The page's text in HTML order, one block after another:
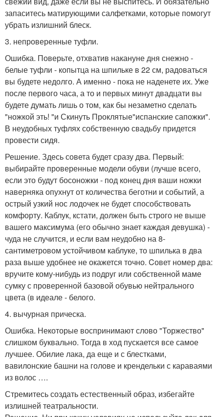
запаситесь матирующими салфетками, которые помогут
убрать излишний блеск.
3. непроверенные туфли.
Ошибка. Поверьте, отхватив накануне дня снежно -
белые туфли - копытца на шпильке в 22 см, радоваться
вы будете недолго. А именно - пока не наденете их. Уже
после первого часа, а то и первых минут двадцати вы
будете думать лишь о том, как бы незаметно сделать
"ножкой эть! "и Скинуть Проклятые"испанские сапожки".
В неудобных туфлях собственную свадьбу придется
провести сидя.
Решение. Здесь совета будет сразу два. Первый:
выбирайте проверенные модели обуви (лучше всего,
если это будут босоножки - под конец дня ваши ножки
наверняка опухнут от количества беготни и событий, а
острый узкий нос лодочек не будет способствовать
комфорту. Каблук, кстати, должен быть строго не выше
вашего максимума (его обычно знает каждая девушка) -
чуда не случится, и если вам неудобно на 8-
сантиметровом устойчивом каблуке, то шпилька в два
раза выше удобнее не окажется точно. Cовет номер два:
вручите кому-нибудь из подруг или собственной маме
сумку с проверенной базовой обувью нейтрального
цвета (в идеале - белого.
4. вычурная прическа.
Ошибка. Некоторые воспринимают слово "Торжество"
слишком буквально. Тогда в ход пускается все самое
лучшее. Обилие лака, да еще и с блестками,
вавилонские башни на голове и крендельки с караваями
из волос ….
Стремитесь создать естественный образ, избегайте
излишней театральности.